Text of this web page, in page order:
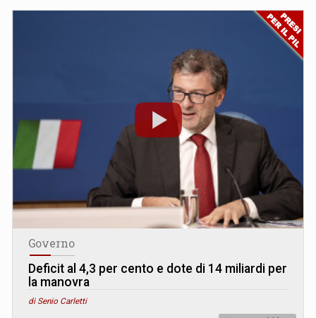
Governo
Deficit al 4,3 per cento e dote di 14 miliardi per
la manovra
di Senio Carletti